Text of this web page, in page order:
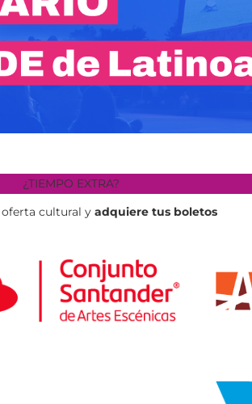
¿TIEMPO EXTRA?
cultural y adquiere tus boletos